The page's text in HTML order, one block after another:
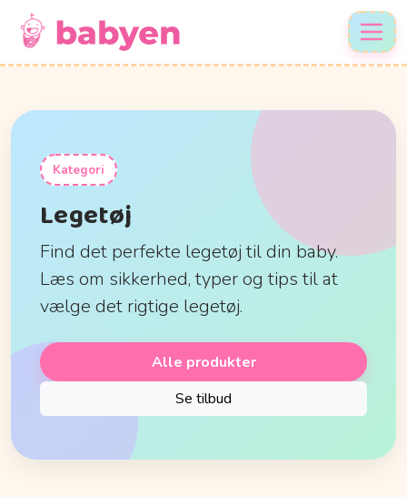
Kategori
Legetøj
Find det perfekte legetøj til din baby.
Læs om sikkerhed, typer og tips til at
vælge det rigtige legetøj.
Alle produkter
Se tilbud